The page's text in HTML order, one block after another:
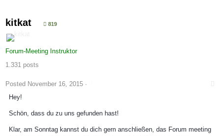
kitkat 819
Forum-Meeting Instruktor
1.331 posts
Posted November 16, 2015 ·
Hey!
Schön, dass du zu uns gefunden hast!
Klar, am Sonntag kannst du dich gern anschließen, das Forum meeting